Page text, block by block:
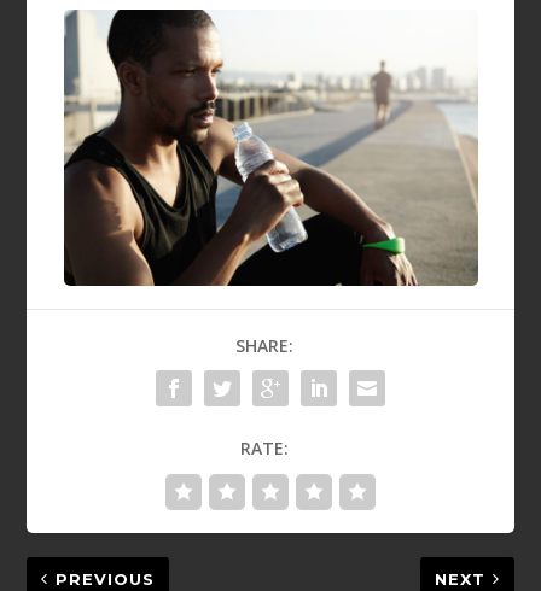
SHARE:
RATE:
PREVIOUS NEXT